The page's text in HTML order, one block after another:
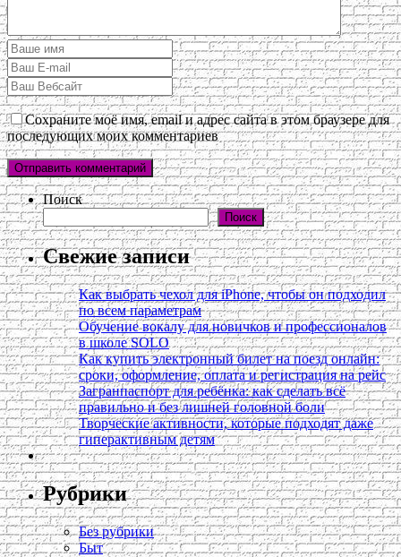
Сохраните моё имя, email и адрес сайта в этом браузере для
последующих моих комментариев
Поиск
Поиск
Свежие записи
Как выбрать чехол для iPhone, чтобы он подходил
по всем параметрам
Обучение вокалу для новичков и профессионалов
в школе SOLO
Как купить электронный билет на поезд онлайн:
сроки, оформление, оплата и регистрация на рейс
Загранпаспорт для ребёнка: как сделать всё
правильно и без лишней головной боли
Творческие активности, которые подходят даже
гиперактивным детям
Рубрики
Без рубрики
Быт